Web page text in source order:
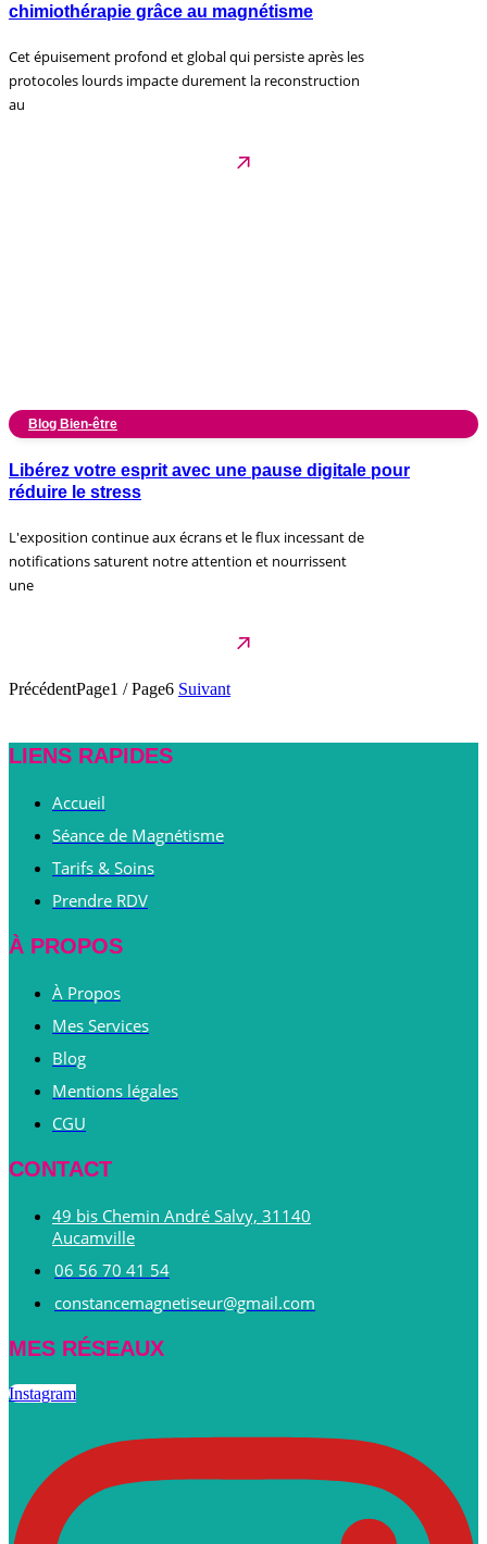
chimiothérapie grâce au magnétisme
Cet épuisement profond et global qui persiste après les
protocoles lourds impacte durement la reconstruction
au
Blog Bien-être
Libérez votre esprit avec une pause digitale pour
réduire le stress
L'exposition continue aux écrans et le flux incessant de
notifications saturent notre attention et nourrissent
une
PrécédentPage1 / Page6 Suivant
LIENS RAPIDES
Accueil
Séance de Magnétisme
Tarifs & Soins
Prendre RDV
À PROPOS
À Propos
Mes Services
Blog
Mentions légales
CGU
CONTACT
49 bis Chemin André Salvy, 31140
Aucamville
06 56 70 41 54
constancemagnetiseur@gmail.com
MES RÉSEAUX
Instagram